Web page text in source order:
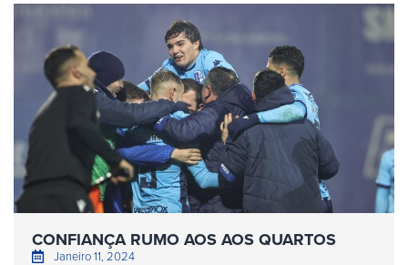
CONFIANÇA RUMO AOS AOS QUARTOS
Janeiro 11, 2024